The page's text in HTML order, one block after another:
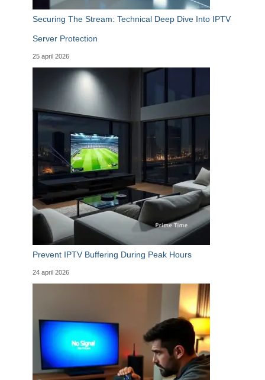
Securing The Stream: Technical Deep Dive Into IPTV
Server Protection
25 april 2026
Prevent IPTV Buffering During Peak Hours
24 april 2026